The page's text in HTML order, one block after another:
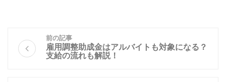
前の記事
雇用調整助成金はアルバイトも対象になる？
支給の流れも解説！